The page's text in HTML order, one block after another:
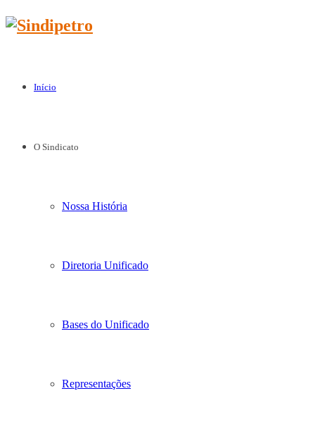
Início
O Sindicato
Nossa História
Diretoria Unificado
Bases do Unificado
Representações